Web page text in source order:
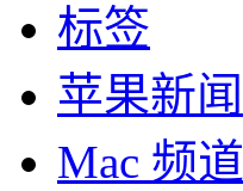
标签
苹果新闻
Mac 频道